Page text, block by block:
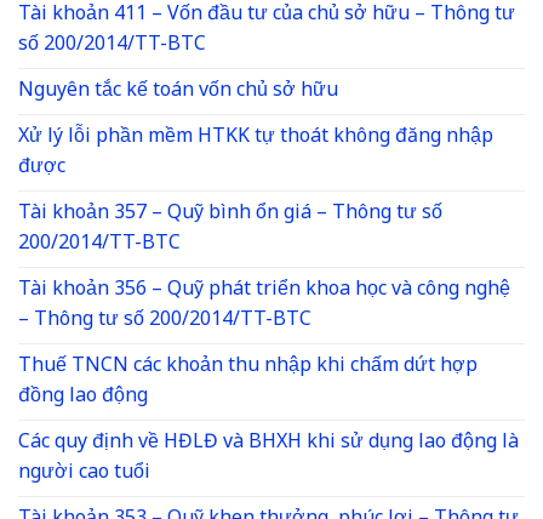
Tài khoản 411 – Vốn đầu tư của chủ sở hữu – Thông tư
số 200/2014/TT-BTC
Nguyên tắc kế toán vốn chủ sở hữu
Xử lý lỗi phần mềm HTKK tự thoát không đăng nhập
được
Tài khoản 357 – Quỹ bình ổn giá – Thông tư số
200/2014/TT-BTC
Tài khoản 356 – Quỹ phát triển khoa học và công nghệ
– Thông tư số 200/2014/TT-BTC
Thuế TNCN các khoản thu nhập khi chấm dứt hợp
đồng lao động
Các quy định về HĐLĐ và BHXH khi sử dụng lao động là
người cao tuổi